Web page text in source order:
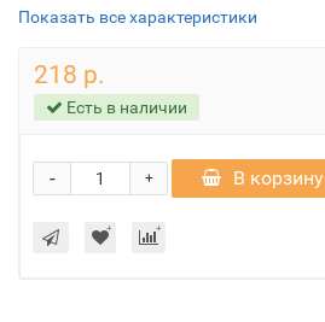
Показать все характеристики
218 р.
Есть в наличии
+
- В корзину